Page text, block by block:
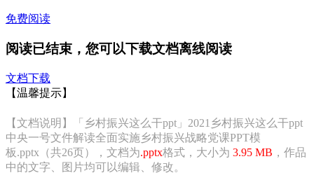
免费阅读
阅读已结束，您可以下载文档离线阅读
文档下载
【温馨提示】
【文档说明】「乡村振兴这么干ppt」2021乡村振兴这么干ppt
中央一号文件解读全面实施乡村振兴战略党课PPT模
板.pptx（共26页），文档为.pptx格式，大小为 3.95 MB ，作品
中的文字、图片均可以编辑、修改。